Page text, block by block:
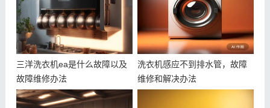
三洋洗衣机ea是什么故障以及
故障维修办法
洗衣机感应不到排水管，故障
维修和解决办法